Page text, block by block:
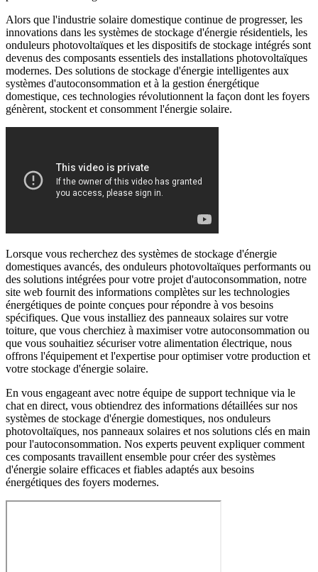
Alors que l'industrie solaire domestique continue de progresser, les
innovations dans les systèmes de stockage d'énergie résidentiels, les
onduleurs photovoltaïques et les dispositifs de stockage intégrés sont
devenus des composants essentiels des installations photovoltaïques
modernes. Des solutions de stockage d'énergie intelligentes aux
systèmes d'autoconsommation et à la gestion énergétique
domestique, ces technologies révolutionnent la façon dont les foyers
génèrent, stockent et consomment l'énergie solaire.
Lorsque vous recherchez des systèmes de stockage d'énergie
domestiques avancés, des onduleurs photovoltaïques performants ou
des solutions intégrées pour votre projet d'autoconsommation, notre
site web fournit des informations complètes sur les technologies
énergétiques de pointe conçues pour répondre à vos besoins
spécifiques. Que vous installiez des panneaux solaires sur votre
toiture, que vous cherchiez à maximiser votre autoconsommation ou
que vous souhaitiez sécuriser votre alimentation électrique, nous
offrons l'équipement et l'expertise pour optimiser votre production et
votre stockage d'énergie solaire.
En vous engageant avec notre équipe de support technique via le
chat en direct, vous obtiendrez des informations détaillées sur nos
systèmes de stockage d'énergie domestiques, nos onduleurs
photovoltaïques, nos panneaux solaires et nos solutions clés en main
pour l'autoconsommation. Nos experts peuvent expliquer comment
ces composants travaillent ensemble pour créer des systèmes
d'énergie solaire efficaces et fiables adaptés aux besoins
énergétiques des foyers modernes.